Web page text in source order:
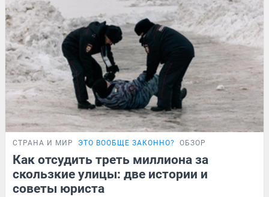
СТРАНА И МИР ЭТО ВООБЩЕ ЗАКОННО? ОБЗОР
Как отсудить треть миллиона за
скользкие улицы: две истории и
советы юриста